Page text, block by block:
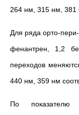
264 нм, 315 нм, 381
Для ряда орто-
фенантрен, 1,2
переходов
440 нм, 359 нм
По показателю